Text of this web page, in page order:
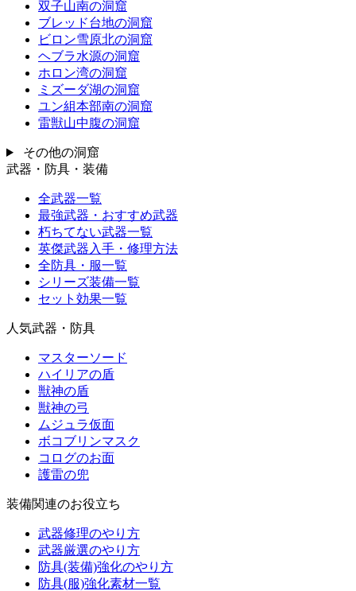
双子山南の洞窟
ブレッド台地の洞窟
ビロン雪原北の洞窟
ヘブラ水源の洞窟
ホロン湾の洞窟
ミズーダ湖の洞窟
ユン組本部南の洞窟
雷獣山中腹の洞窟
その他の洞窟
武器・防具・装備
全武器一覧
最強武器・おすすめ武器
朽ちてない武器一覧
英傑武器入手・修理方法
全防具・服一覧
シリーズ装備一覧
セット効果一覧
人気武器・防具
マスターソード
ハイリアの盾
獣神の盾
獣神の弓
ムジュラ仮面
ボコブリンマスク
コログのお面
護雷の兜
装備関連のお役立ち
武器修理のやり方
武器厳選のやり方
防具(装備)強化のやり方
防具(服)強化素材一覧